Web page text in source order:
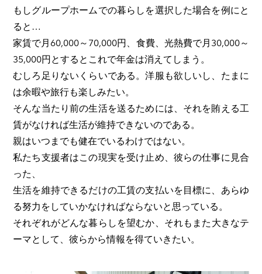
もしグループホームでの暮らしを選択した場合を例にと
ると…
家賃で月60,000～70,000円、食費、光熱費で月30,000～
35,000円とするとこれで年金は消えてしまう。
むしろ足りないくらいである。洋服も欲しいし、たまに
は余暇や旅行も楽しみたい。
そんな当たり前の生活を送るためには、それを賄える工
賃がなければ生活が維持できないのである。
親はいつまでも健在でいるわけではない。
私たち支援者はこの現実を受け止め、彼らの仕事に見合
った、
生活を維持できるだけの工賃の支払いを目標に、あらゆ
る努力をしていかなければならないと思っている。
​それぞれがどんな暮らしを望むか、それもまた大きなテ
ーマとして、彼らから情報を得ていきたい。